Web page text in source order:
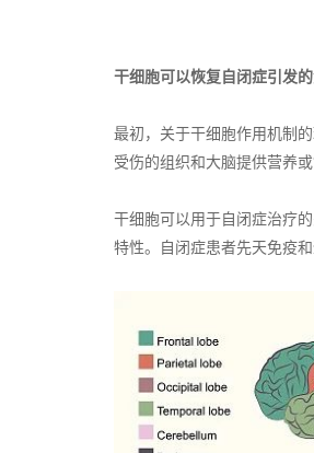
干细胞可以恢复自闭症引发
最初，关于干细胞作用机制
受伤的组织和大脑提供营养或
干细胞可以用于自闭症治疗
特性。自闭症患者先天免疫